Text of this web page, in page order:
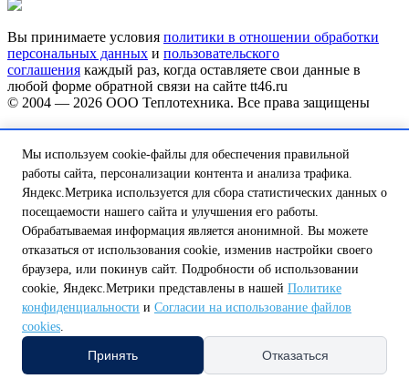
Вы принимаете условия политики в отношении обработки
персональных данных и пользовательского
соглашения каждый раз, когда оставляете свои данные в
любой форме обратной связи на сайте tt46.ru
© 2004 — 2026 ООО Теплотехника. Все права защищены
Политика в отношении файлов cookie Политика
конфиденциальности Согласие на обработку персональных
данных
Сделано в
Выберите регион или область самовывоза
На данный момент в вашей области нет пункта самовывоза,
но мы над этим работаем.
Обатитесь к нашему оператору по телефону:
8 (800) 250-58-57 или напишите на почтуshop@tt46.ru
и мы поможем вам доставить товар.
Белгородская обл. Калужская обл. Курская обл. Липецкая обл.
Нижегородская обл. Орловская обл. Смоленская обл. Тульская
Мы используем cookie-файлы для обеспечения правильной
работы сайта, персонализации контента и анализа трафика.
Яндекс.Метрика используется для сбора статистических данных о
посещаемости нашего сайта и улучшения его работы.
Обрабатываемая информация является анонимной. Вы можете
отказаться от использования cookie, изменив настройки своего
браузера, или покинув сайт. Подробности об использовании
cookie, Яндекс.Метрики представлены в нашей Политике
конфиденциальности и Согласии на использование файлов
cookies.
Принять Отказаться